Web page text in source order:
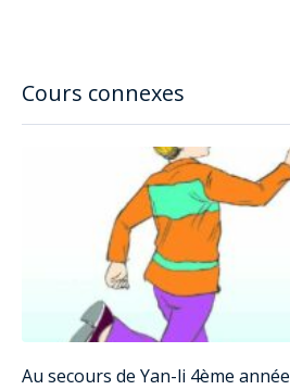
Cours connexes
Au secours de Yan-li 4ème année